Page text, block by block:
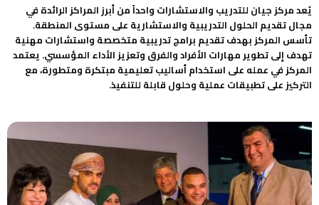
يُعد مركز جيان للتدريب والاستشارات واحداً من أبرز المراكز الرائدة في
مجال تقديم الحلول التدريبية والاستشارية على مستوى المنطقة.
تأسس المركز بهدف تقديم برامج تدريبية متخصصة واستشارات مهنية
تهدف إلى تطوير مهارات الأفراد والفرق وتعزيز الأداء المؤسسي. يعتمد
المركز في عمله على استخدام أساليب تعليمية مبتكرة ومتطورة، مع
التركيز على تطبيقات عملية وحلول قابلة للتنفيذ.